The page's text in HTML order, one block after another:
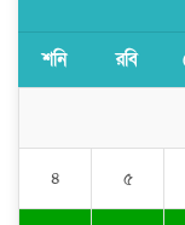
শনি রবি
৪ ৫